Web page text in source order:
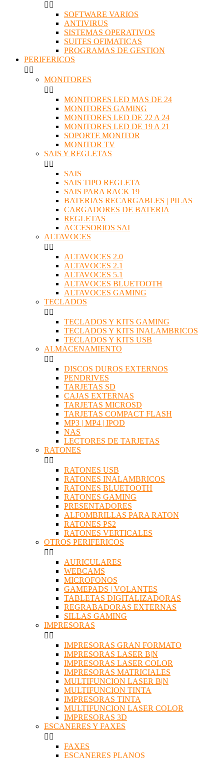
 
SOFTWARE VARIOS
ANTIVIRUS
SISTEMAS OPERATIVOS
SUITES OFIMATICAS
PROGRAMAS DE GESTION
PERIFERICOS
 
MONITORES
 
MONITORES LED MAS DE 24
MONITORES GAMING
MONITORES LED DE 22 A 24
MONITORES LED DE 19 A 21
SOPORTE MONITOR
MONITOR TV
SAIS Y REGLETAS
 
SAIS
SAIS TIPO REGLETA
SAIS PARA RACK 19
BATERIAS RECARGABLES | PILAS
CARGADORES DE BATERIA
REGLETAS
ACCESORIOS SAI
ALTAVOCES
 
ALTAVOCES 2.0
ALTAVOCES 2.1
ALTAVOCES 5.1
ALTAVOCES BLUETOOTH
ALTAVOCES GAMING
TECLADOS
 
TECLADOS Y KITS GAMING
TECLADOS Y KITS INALAMBRICOS
TECLADOS Y KITS USB
ALMACENAMIENTO
 
DISCOS DUROS EXTERNOS
PENDRIVES
TARJETAS SD
CAJAS EXTERNAS
TARJETAS MICROSD
TARJETAS COMPACT FLASH
MP3 | MP4 | IPOD
NAS
LECTORES DE TARJETAS
RATONES
 
RATONES USB
RATONES INALAMBRICOS
RATONES BLUETOOTH
RATONES GAMING
PRESENTADORES
ALFOMBRILLAS PARA RATON
RATONES PS2
RATONES VERTICALES
OTROS PERIFERICOS
 
AURICULARES
WEBCAMS
MICROFONOS
GAMEPADS | VOLANTES
TABLETAS DIGITALIZADORAS
REGRABADORAS EXTERNAS
SILLAS GAMING
IMPRESORAS
 
IMPRESORAS GRAN FORMATO
IMPRESORAS LASER B|N
IMPRESORAS LASER COLOR
IMPRESORAS MATRICIALES
MULTIFUNCION LASER B|N
MULTIFUNCION TINTA
IMPRESORAS TINTA
MULTIFUNCION LASER COLOR
IMPRESORAS 3D
ESCANERES Y FAXES
 
FAXES
ESCANERES PLANOS